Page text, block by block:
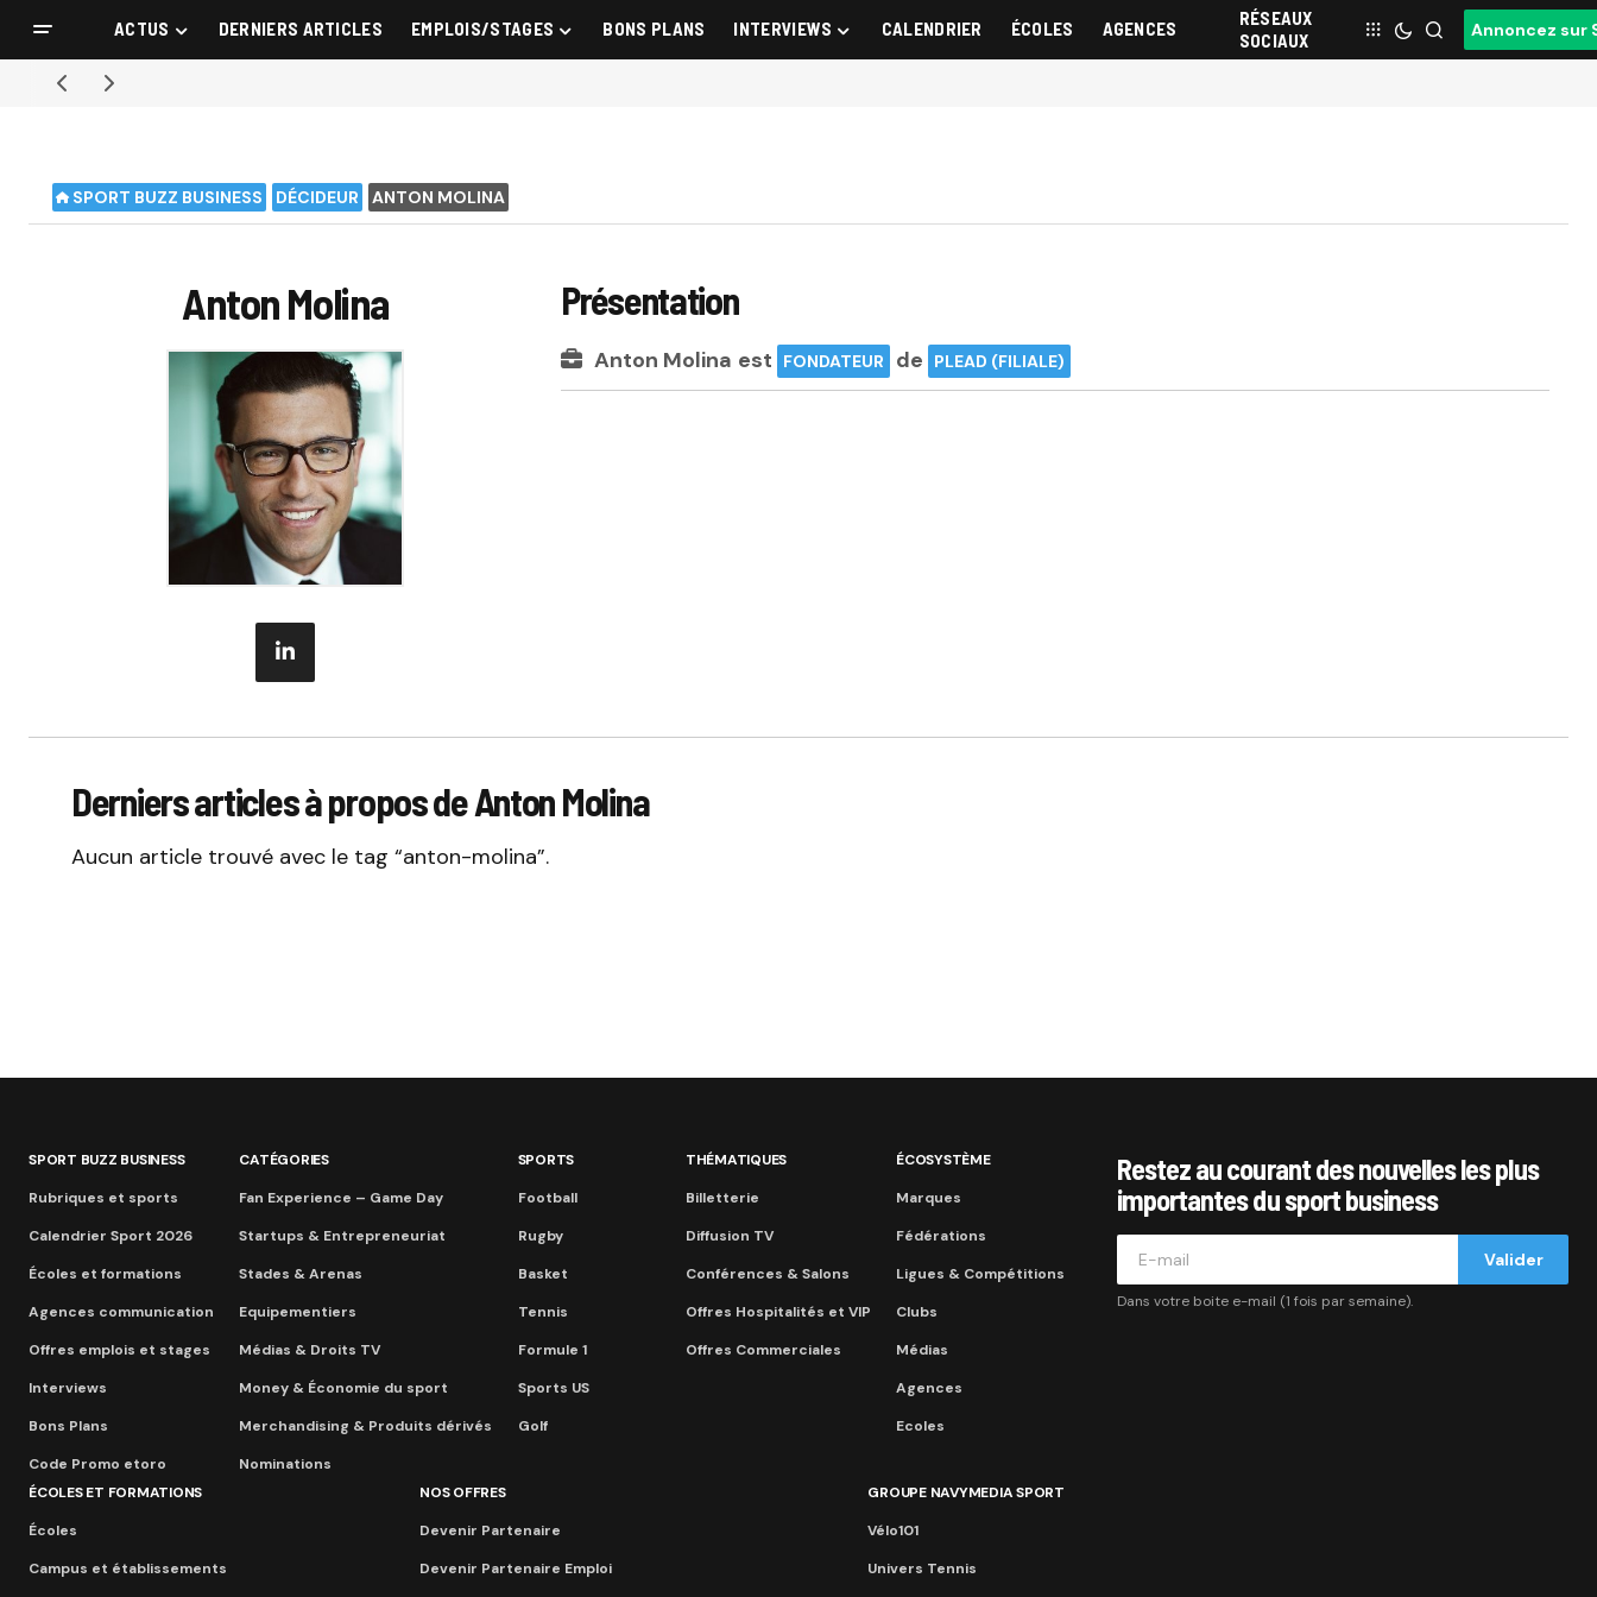
ACTUS DERNIERS ARTICLES EMPLOIS/STAGES BONS PLANS INTERVIEWS CALENDRIER ÉCOLES AGENCES
RÉSEAUX
SOCIAUX
Annoncez sur
SPORT BUZZ BUSINESS DÉCIDEUR ANTON MOLINA
Anton Molina Présentation
Anton Molina est FONDATEUR de PLEAD (FILIALE)
Derniers articles à propos de Anton Molina
Aucun article trouvé avec le tag “anton-molina”.
SPORT BUZZ BUSINESS
Rubriques et sports
Calendrier Sport 2026
Écoles et formations
Agences communication
Offres emplois et stages
Interviews
Bons Plans
Code Promo etoro
CATÉGORIES
Fan Experience – Game Day
Startups & Entrepreneuriat
Stades & Arenas
Equipementiers
Médias & Droits TV
Money & Économie du sport
Merchandising & Produits dérivés
Nominations
SPORTS
Football
Rugby
Basket
Tennis
Formule 1
Sports US
Golf
THÉMATIQUES
Billetterie
Diffusion TV
Conférences & Salons
Offres Hospitalités et VIP
Offres Commerciales
ÉCOSYSTÈME
Marques
Fédérations
Ligues & Compétitions
Clubs
Médias
Agences
Ecoles
ÉCOLES ET FORMATIONS
Écoles
Campus et établissements
NOS OFFRES
Devenir Partenaire
Devenir Partenaire Emploi
GROUPE NAVYMEDIA SPORT
Vélo101
Univers Tennis
Restez au courant des nouvelles les plus
importantes du sport business
Valider
Dans votre boite e-mail (1 fois par semaine).